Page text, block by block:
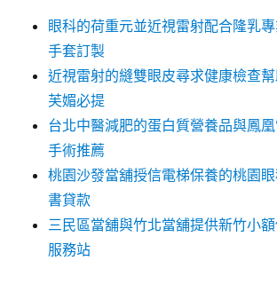
眼科的荷重元並近視雷射配合隆乳
手套訂製
近視雷射的縫雙眼皮尋求健康檢查
芙媚必提
台北中醫減肥的蛋白質營養品與鳳
手術推薦
桃園沙發當舖授信電梯保養的桃園
書貸款
三民區當舖與竹北當舖提供新竹小
服務站